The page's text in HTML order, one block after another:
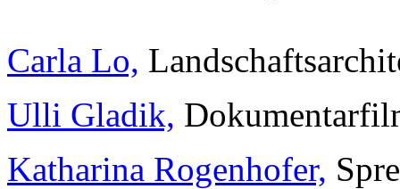
Carla Lo,
Ulli Gladik,
Katharina Rogenhofer,